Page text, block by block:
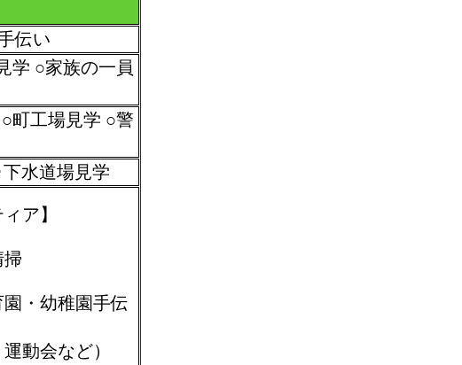
伝い
学 ○家族の一員
町工場見学 ○警
水道場見学
ア】
掃
園・幼稚園手伝
運動会など）